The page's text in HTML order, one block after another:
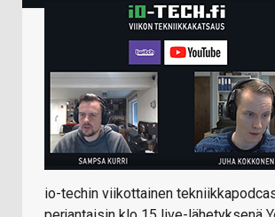
io-techin viikottainen